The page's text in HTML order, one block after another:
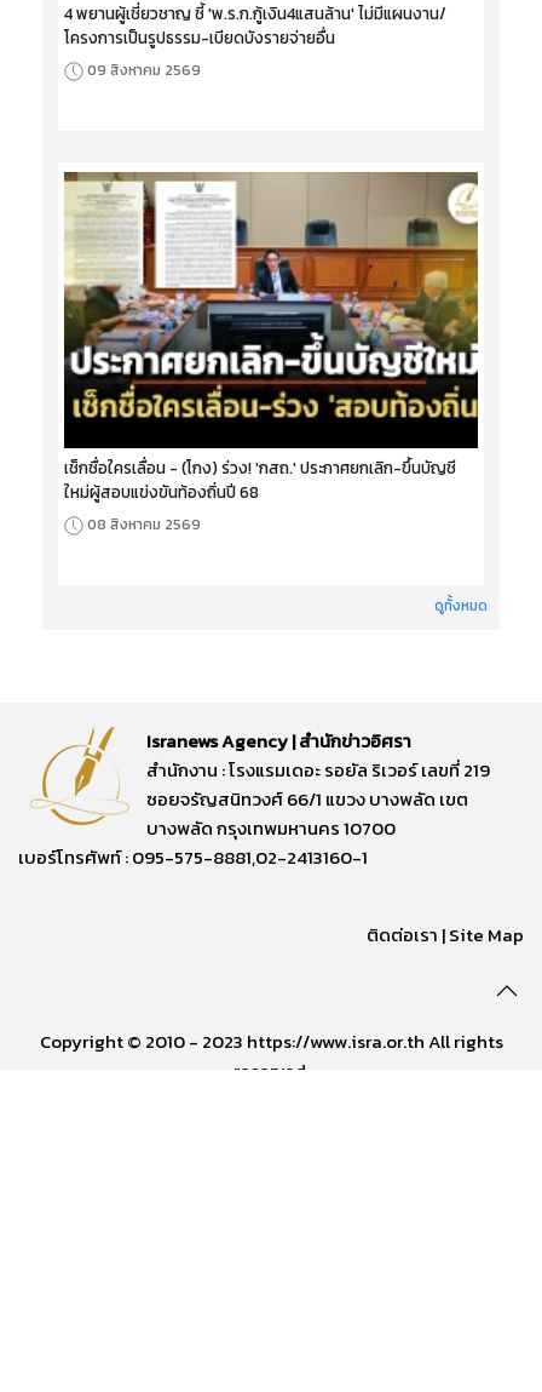
4 พยานผู้เชี่ยวชาญ ชี้ 'พ.ร.ก.กู้เงิน4แสนล้าน' ไม่มีแผนงาน/
โครงการเป็นรูปธรรม-เบียดบังรายจ่ายอื่น
09 สิงหาคม 2569
เช็กชื่อใครเลื่อน - (โกง) ร่วง! 'กสถ.' ประกาศยกเลิก-ขึ้นบัญชี
ใหม่ผู้สอบแข่งขันท้องถิ่นปี 68
08 สิงหาคม 2569
ดูทั้งหมด
Isranews Agency | สำนักข่าวอิศรา
สำนักงาน : โรงแรมเดอะ รอยัล ริเวอร์ เลขที่ 219
ซอยจรัญสนิทวงศ์ 66/1 แขวง บางพลัด เขต
บางพลัด กรุงเทพมหานคร 10700
เบอร์โทรศัพท์ : 095-575-8881,02-2413160-1
ติดต่อเรา |Site Map
Copyright © 2010 - 2023 https://www.isra.or.th All rights
reserved.